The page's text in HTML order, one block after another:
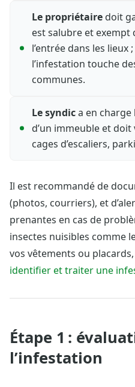
Le propriétaire doit
est salubre et exempt
l’entrée dans les
l’infestation touche
communes.
Le syndica en
d’un immeuble et
cages d’escaliers,
Il est recommandé de
(photos, courriers), et
prenantes en cas de
insectes nuisibles comme
vos vêtements ou
identifier et traiter une
Étape 1 :
l’infestation